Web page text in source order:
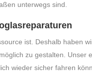
unterwegs sind.
ist. Deshalb haben
zu gestalten. Unser
wieder sicher fahren